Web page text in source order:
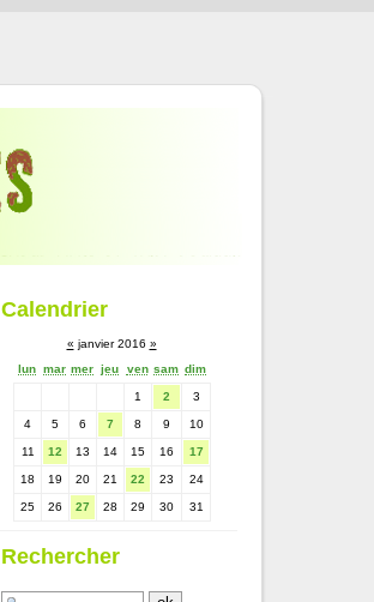
Calendrier
« janvier 2016 »
lun mar mer jeu ven sam dim
1 2 3
4 5 6 7 8 9 10
11 12 13 14 15 16 17
18 19 20 21 22 23 24
25 26 27 28 29 30 31
Rechercher